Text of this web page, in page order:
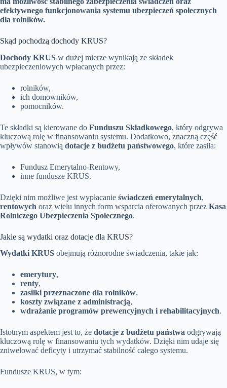
efektywnego funkcjonowania systemu ubezpieczeń społecznych
dla rolników.
Skąd pochodzą dochody KRUS?
Dochody KRUS w dużej mierze wynikają ze składek
ubezpieczeniowych wpłacanych przez:
rolników,
ich domowników,
pomocników.
Te składki są kierowane do Funduszu Składkowego, który odgrywa
kluczową rolę w finansowaniu systemu. Dodatkowo, znaczną część
wpływów stanowią dotacje z budżetu państwowego, które zasila:
Fundusz Emerytalno-Rentowy,
inne fundusze KRUS.
Dzięki nim możliwe jest wypłacanie świadczeń emerytalnych,
rentowych oraz wielu innych form wsparcia oferowanych przez Kasa
Rolniczego Ubezpieczenia Społecznego.
Jakie są wydatki oraz dotacje dla KRUS?
Wydatki KRUS obejmują różnorodne świadczenia, takie jak:
emerytury,
renty,
zasiłki przeznaczone dla rolników,
koszty związane z administracją,
wdrażanie programów prewencyjnych i rehabilitacyjnych.
Istotnym aspektem jest to, że dotacje z budżetu państwa odgrywają
kluczową rolę w finansowaniu tych wydatków. Dzięki nim udaje się
zniwelować deficyty i utrzymać stabilność całego systemu.
Fundusze KRUS, w tym: